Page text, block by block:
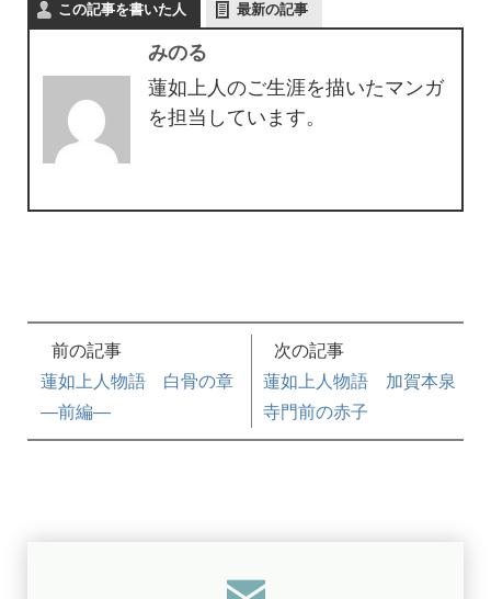
この記事を書いた人 最新の記事
みのる
蓮如上人のご生涯を描いたマンガ
を担当しています。
前の記事
蓮如上人物語 白骨の章
—前編—
次の記事
蓮如上人物語 加賀本泉
寺門前の赤子